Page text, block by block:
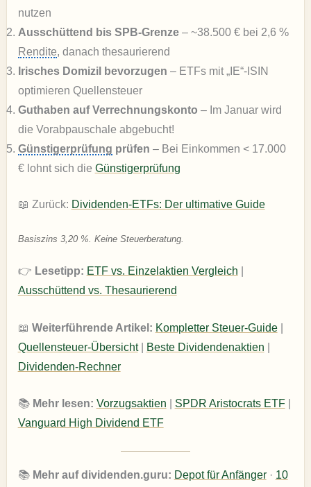
nutzen
Ausschüttend bis SPB-Grenze– ~38.500 € bei 2,6 %
Rendite, danach thesaurierend
Irisches Domizil bevorzugen – ETFs mit „IE“-ISIN
optimieren Quellensteuer
Guthaben auf Verrechnungskonto – Im Januar wird
die Vorabpauschale abgebucht!
Günstigerprüfung prüfen – Bei Einkommen < 17.000
€ lohnt sich die Günstigerprüfung
📖 Zurück: Dividenden-ETFs: Der ultimative Guide
Basiszins 3,20 %. Keine Steuerberatung.
👉 Lesetipp: ETF vs. Einzelaktien Vergleich
Ausschüttend vs. Thesaurierend
📖 Weiterführende Artikel: Kompletter Steuer-Guide|
Quellensteuer-Übersicht| Beste Dividendenaktien
Dividenden-Rechner
📚 Mehr lesen: Vorzugsaktien SPDR Aristocrats ETF|
Vanguard High Dividend ETF
📚 Mehr auf dividenden.guru: Depot für Anfänger· 10